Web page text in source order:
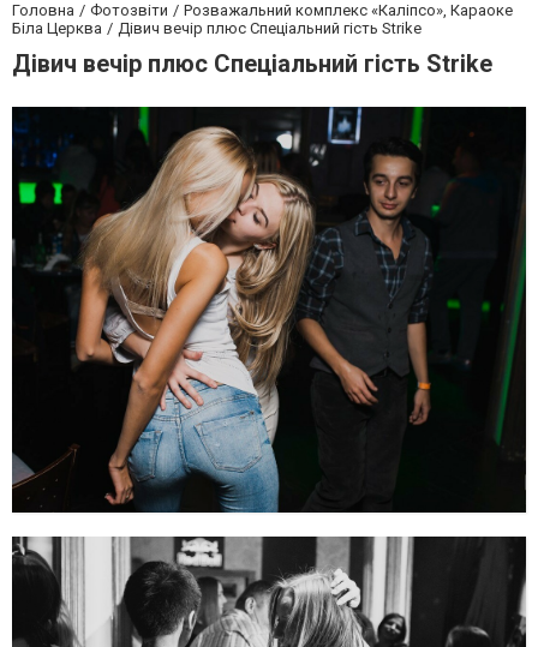
Головна Фотозвіти
Розважальний комплекс «Каліпсо», Караоке
Біла Церква
Дівич вечір плюс Спеціальний гість Strike
Дівич вечір плюс Спеціальний гість Strike